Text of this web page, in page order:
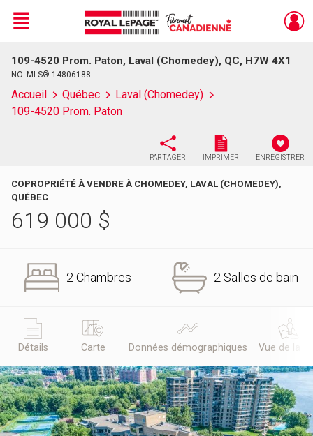
Live
En Direct
Menu
109-4520 Prom. Paton, Laval (Chomedey), QC, H7W 4X1
NO. MLS® 14806188
Accueil Québec
Laval (Chomedey)
109-4520 Prom. Paton
PARTAGER IMPRIMER ENREGISTRER
COPROPRIÉTÉ À VENDRE À CHOMEDEY, LAVAL (CHOMEDEY),
QUÉBEC
619 000 $
2 Chambres 2 Salles de bain
Détails Carte Données démographiques Vue de la